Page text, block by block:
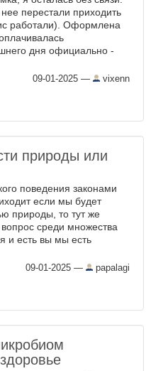
перестали приходить
работали). Оформлена
дня официально -
09-01-2025 — vixenn
природы или
поведения законами
если мы будет
природы, то тут же
среди множества
и есть вы мы есть
09-01-2025 — papalagi